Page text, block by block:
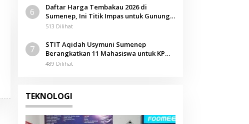
6
Daftar Harga Tembakau 2026 di
Sumenep, Ini Titik Impas untuk Gunung,
Tegal, dan Sawah
513 Dilihat
7
STIT Aqidah Usymuni Sumenep
Berangkatkan 11 Mahasiswa untuk KPM
Internasional di Malaysia
489 Dilihat
TEKNOLOGI